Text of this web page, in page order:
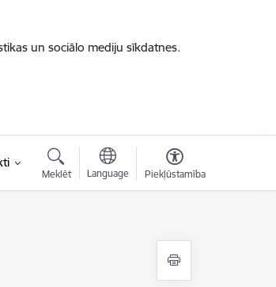
un sociālo mediju sīkdatnes.
Meklēt Language Piekļūstamība